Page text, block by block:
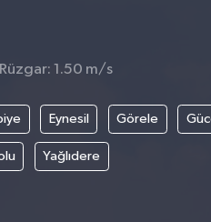
Rüzgar: 1.50 m/s
Eynesil Görele
Yağlıdere